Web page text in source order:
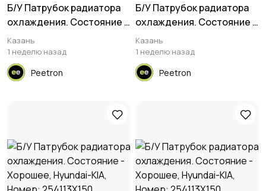
Б/У Патрубок радиатора
охлаждения. Состояние -
Хорошее, Hyundai-KIA,
Номер: 254113X650
Казань
1 неделю назад
Peetron
Б/У Патрубок радиатора
охлаждения. Состояние -
Хорошее, Hyundai-KIA,
Номер: 254113X600
Казань
1 неделю назад
Peetron